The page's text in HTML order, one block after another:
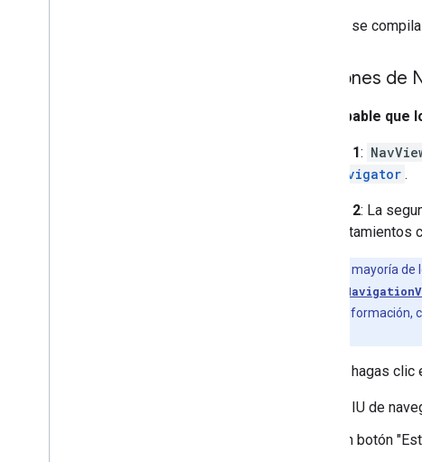
Cuando se
Opciones de
Es probable
Opción 1:
Navigator .
Opción 2: La
comportamientos
En la mayoría
obtener más información,
Cuando hagas
la IU de
Un botón